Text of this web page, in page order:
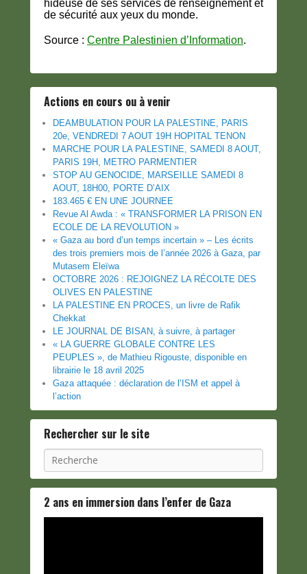
hideuse de ses services de renseignement et
de sécurité aux yeux du monde.
Source : Centre Palestinien d’Information.
Actions en cours ou à venir
DEAMBULATION POUR LA PALESTINE, PARIS
20e, VENDREDI 7 AOUT 19H HOPITAL TENON
MARCHE POUR LA PALESTINE, SAMEDI 8 AOUT,
PARIS 19H, METRO PARMENTIER
STOP AU GENOCIDE, MARSEILLE SAMEDI 8
AOUT, 18H00, PORTE D’AIX
183.465 € EN UNE JOURNEE
Revue Al Awda : « TRANSFORMER LA PRISON EN
ECOLE DE LA REVOLUTION »
« Gaza au bord d’un temps incertain » – Les écrits
des trois premiers mois de l’année 2026 à Gaza, par
Mutasem Eleïwa
OCTOBRE 2026 : REJOIGNEZ LA RÉCOLTE DES
OLIVES EN PALESTINE
LA PALESTINE EN PROCES, un livre de Rafik
Chekkat
LE JOURNAL DE BISAN, à suivre, à partager
« LA GUERRE GLOBALE CONTRE LES
PEUPLES », de Mathieu Rigouste, disponible en
librairie le 18 avril 2025
Gaza attaquée : déclaration de l’ISM et appel à
l’action
Rechercher sur le site
Recherche
2 ans en immersion dans l’enfer de Gaza